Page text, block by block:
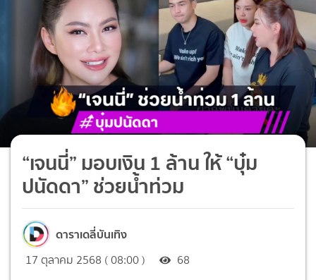
“เจนนี่” มอบเงิน 1 ล้าน ให้ “บุ๋ม
ปนัดดา” ช่วยน้ำท่วม
ดาราเดลี่บันเทิง
17 ตุลาคม 2568 ( 08:00 ) 68